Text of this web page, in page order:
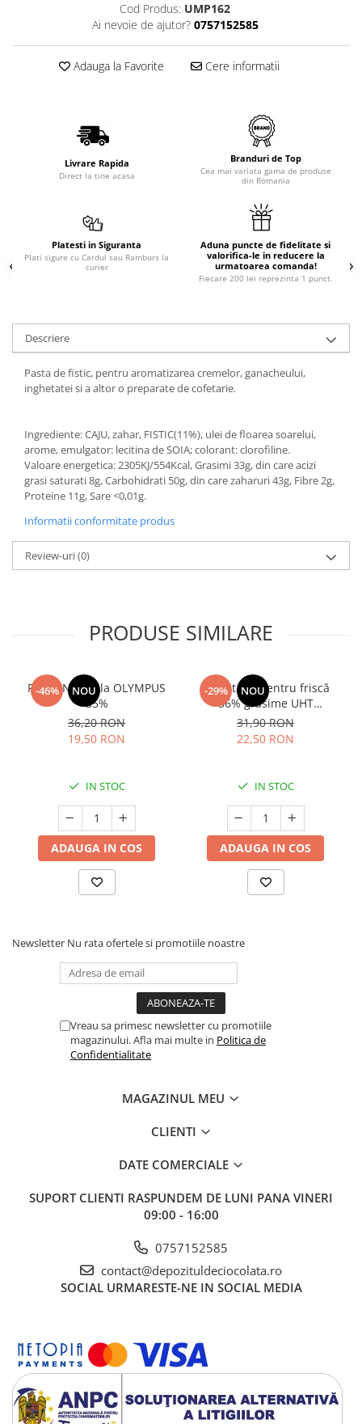
Cod Produs: UMP162
Ai nevoie de ajutor? 0757152585
Adauga la Favorite Cere informatii
Livrare Rapida
Direct la tine acasa
Branduri de Top
Cea mai variata gama de produse
din Romania
Platesti in Siguranta
Plati sigure cu Cardul sau Ramburs la
curier
Aduna puncte de fidelitate si
valorifica-le in reducere la
urmatoarea comanda!
Fiecare 200 lei reprezinta 1 punct.
Descriere
Pasta de fistic, pentru aromatizarea cremelor, ganacheului,
inghetatei si a altor o preparate de cofetarie.
Ingrediente: CAJU, zahar, FISTIC(11%), ulei de floarea soarelui,
arome, emulgator: lecitina de SOIA; colorant: clorofiline.
Valoare energetica: 2305KJ/554Kcal, Grasimi 33g, din care acizi
grasi saturati 8g, Carbohidrati 50g, din care zaharuri 43g, Fibre 2g,
Proteine 11g, Sare <0,01g.
Informatii conformitate produs
Review-uri(0)
PRODUSE SIMILARE
-46% NOU
Frisca Naturala OLYMPUS
35%
36,20 RON
19,50 RON
IN STOC
ADAUGA IN COS
-29% NOU
Smântână pentru friscă
36% grăsime UHT
MLEKOVITA
31,90 RON
22,50 RON
IN STOC
ADAUGA IN COS
Newsletter Nu rata ofertele si promotiile noastre
Vreau sa primesc newsletter cu promotiile
magazinului. Afla mai multe in Politica de
Confidentialitate
MAGAZINUL MEU
CLIENTI
DATE COMERCIALE
SUPORT CLIENTI RASPUNDEM DE LUNI PANA VINERI
09:00 - 16:00
0757152585
contact@depozituldeciocolata.ro
SOCIAL URMARESTE-NE IN SOCIAL MEDIA